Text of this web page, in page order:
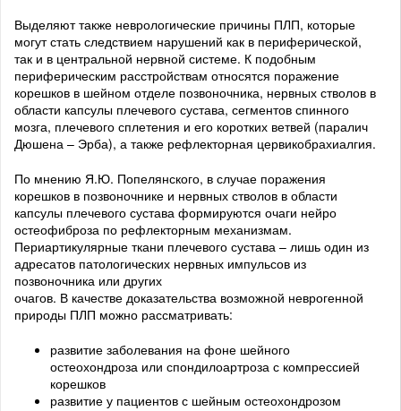
Выделяют также неврологические причины ПЛП, которые
могут стать следствием нарушений как в периферической,
так и в центральной нервной системе. К подобным
периферическим расстройствам относятся поражение
корешков в шейном отделе позвоночника, нервных стволов в
области капсулы плечевого сустава, сегментов спинного
мозга, плечевого сплетения и его коротких ветвей (паралич
Дюшена – Эрба), а также рефлекторная цервикобрахиалгия.
По мнению Я.Ю. Попелянского, в случае поражения
корешков в позвоночнике и нервных стволов в области
капсулы плечевого сустава формируются очаги нейро
остеофиброза по рефлекторным механизмам.
Периартикулярные ткани плечевого сустава – лишь один из
адресатов патологических нервных импульсов из
позвоночника или других
очагов. В качестве доказательства возможной неврогенной
природы ПЛП можно рассматривать:
развитие заболевания на фоне шейного
остеохондроза или спондилоартроза с компрессией
корешков
развитие у пациентов с шейным остеохондрозом